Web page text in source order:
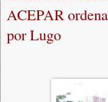
ACEPAR
por Lugo